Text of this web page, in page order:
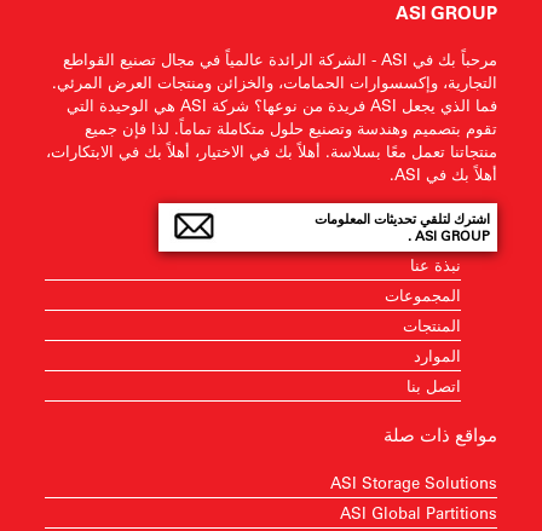
ASI GROUP
مرحباً بك في ASI - الشركة الرائدة عالمياً في مجال تصنيع القواطع
التجارية، وإكسسوارات الحمامات، والخزائن ومنتجات العرض المرئي.
فما الذي يجعل ASI فريدة من نوعها؟ شركة ASI هي الوحيدة التي
تقوم بتصميم وهندسة وتصنيع حلول متكاملة تماماً. لذا فإن جميع
منتجاتنا تعمل معًا بسلاسة. أهلاً بك في الاختيار، أهلاً بك في الابتكارات،
أهلاً بك في ASI.
اشترك لتلقي تحديثات المعلومات
ASI GROUP .
نبذة عنا
المجموعات
المنتجات
الموارد
اتصل بنا
مواقع ذات صلة
ASI Storage Solutions
ASI Global Partitions